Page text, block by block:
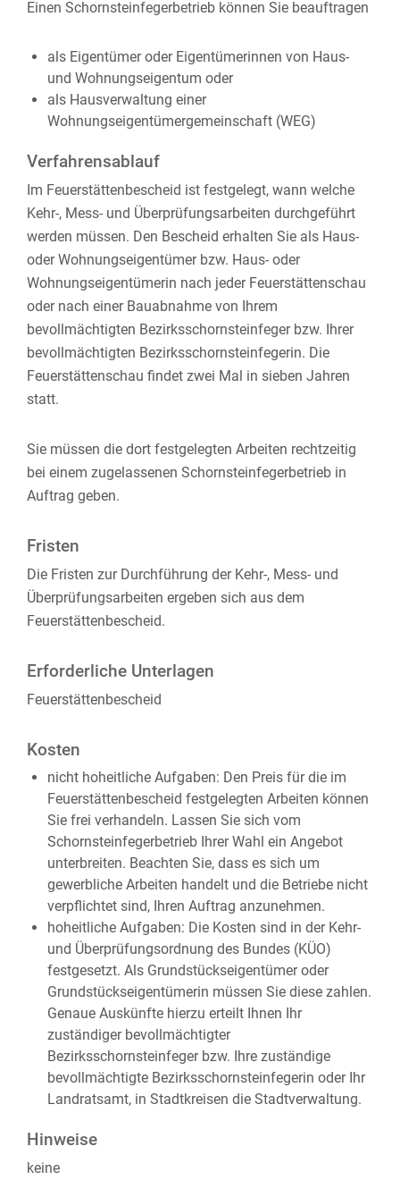
Einen Schornsteinfegerbetrieb können Sie beauftragen
als Eigentümer oder Eigentümerinnen von Haus-
und Wohnungseigentum oder
als Hausverwaltung einer
Wohnungseigentümergemeinschaft (WEG)
Verfahrensablauf
Im Feuerstättenbescheid ist festgelegt, wann welche
Kehr-, Mess- und Überprüfungsarbeiten durchgeführt
werden müssen. Den Bescheid erhalten Sie als Haus-
oder Wohnungseigentümer bzw. Haus- oder
Wohnungseigentümerin nach jeder Feuerstättenschau
oder nach einer Bauabnahme von Ihrem
bevollmächtigten Bezirksschornsteinfeger bzw. Ihrer
bevollmächtigten Bezirksschornsteinfegerin. Die
Feuerstättenschau findet zwei Mal in sieben Jahren
statt.
Sie müssen die dort festgelegten Arbeiten rechtzeitig
bei einem zugelassenen Schornsteinfegerbetrieb in
Auftrag geben.
Fristen
Die Fristen zur Durchführung der Kehr-, Mess- und
Überprüfungsarbeiten ergeben sich aus dem
Feuerstättenbescheid.
Erforderliche Unterlagen
Feuerstättenbescheid
Kosten
nicht hoheitliche Aufgaben: Den Preisfür die im
Feuerstättenbescheid festgelegten Arbeiten können
Sie frei verhandeln. Lassen Sie sich vom
Schornsteinfegerbetrieb Ihrer Wahl ein Angebot
unterbreiten. Beachten Sie, dass es sich um
gewerbliche Arbeiten handelt und die Betriebe nicht
verpflichtet sind, Ihren Auftrag anzunehmen.
hoheitliche Aufgaben: Die Kosten sind in der Kehr-
und Überprüfungsordnung des Bundes (KÜO)
festgesetzt. Als Grundstückseigentümeroder
Grundstückseigentümerin müssen Sie diese zahlen.
Genaue Auskünfte hierzu erteilt Ihnen Ihr
zuständiger bevollmächtigter
Bezirksschornsteinfeger bzw. Ihre zuständige
bevollmächtigte Bezirksschornsteinfegerin oder Ihr
Landratsamt, in Stadtkreisen die Stadtverwaltung.
Hinweise
keine